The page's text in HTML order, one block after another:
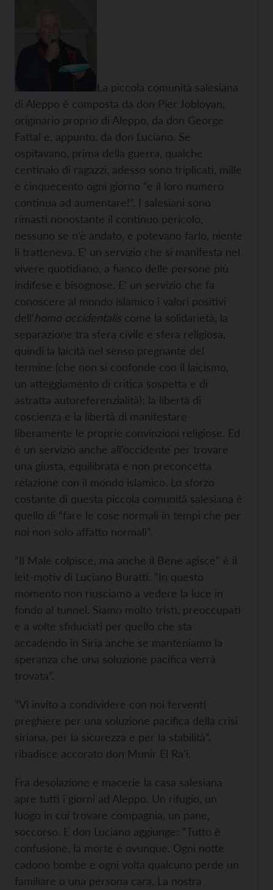
La piccola comunità salesiana
di Aleppo è composta da don Pier Jobloyan,
originario proprio di Aleppo, da don George
Fattal e, appunto, da don Luciano. Se
ospitavano, prima della guerra, qualche
centinaio di ragazzi, adesso sono triplicati, mille
e cinquecento ogni giorno “e il loro numero
continua ad aumentare!”. I salesiani sono
rimasti nonostante il continuo pericolo,
nessuno se n’è andato, e potevano farlo, niente
li tratteneva. E’ un servizio che si manifesta nel
vivere quotidiano, a fianco delle persone più
indifese e bisognose. E’ un servizio che fa
conoscere al mondo islamico i valori positivi
dell’homo occidentalis come la solidarietà, la
separazione tra sfera civile e sfera religiosa,
quindi la laicità nel senso pregnante del
termine (che non si confonde con il laicismo,
un atteggiamento di critica sospetta e di
astratta autoreferenzialità); la libertà di
coscienza e la libertà di manifestare
liberamente le proprie convinzioni religiose. Ed
è un servizio anche all’occidente per trovare
una giusta, equilibrata e non preconcetta
relazione con il mondo islamico. Lo sforzo
costante di questa piccola comunità salesiana è
quello di “fare le cose normali in tempi che per
noi non solo affatto normali”.
“Il Male colpisce, ma anche il Bene agisce” è il
leit-motiv di Luciano Buratti. “In questo
momento non riusciamo a vedere la luce in
fondo al tunnel. Siamo molto tristi, preoccupati
e a volte sfiduciati per quello che sta
accadendo in Siria anche se manteniamo la
speranza che una soluzione pacifica verrà
trovata”.
“Vi invito a condividere con noi ferventi
preghiere per una soluzione pacifica della crisi
siriana, per la sicurezza e per la stabilità”,
ribadisce accorato don Munir El Ra’i.
Fra desolazione e macerie la casa salesiana
apre tutti i giorni ad Aleppo. Un rifugio, un
luogo in cui trovare compagnia, un pane,
soccorso. E don Luciano aggiunge: “Tutto è
confusione, la morte è ovunque. Ogni notte
cadono bombe e ogni volta qualcuno perde un
familiare o una persona cara. La nostra